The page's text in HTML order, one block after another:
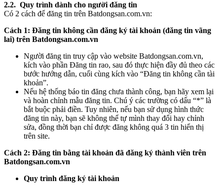
2.2. Quy trình dành cho người đăng tin
Có 2 cách để đăng tin trên Batdongsan.com.vn:
Cách 1: Đăng tin không cần đăng ký tài khoản (đăng tin vãng
lai) trên Batdongsan.com.vn
Người đăng tin truy cập vào website Batdongsan.com.vn,
kích vào phần Đăng tin rao, sau đó thực hiện đầy đủ theo các
bước hướng dẫn, cuối cùng kích vào “Đăng tin không cần tài
khoản”.
Nếu hệ thống báo tin đăng chưa thành công, bạn hãy xem lại
và hoàn chỉnh mẫu đăng tin. Chú ý các trường có dấu “*” là
bắt buộc phải điền. Tuy nhiên, nếu bạn sử dụng hình thức
đăng tin này, bạn sẽ không thể tự mình thay đổi hay chỉnh
sửa, đồng thời bạn chỉ được đăng không quá 3 tin hiển thị
trên site.
Cách 2: Đăng tin bằng tài khoản đã đăng ký thành viên trên
Batdongsan.com.vn
Quy trình đăng ký tài khoản